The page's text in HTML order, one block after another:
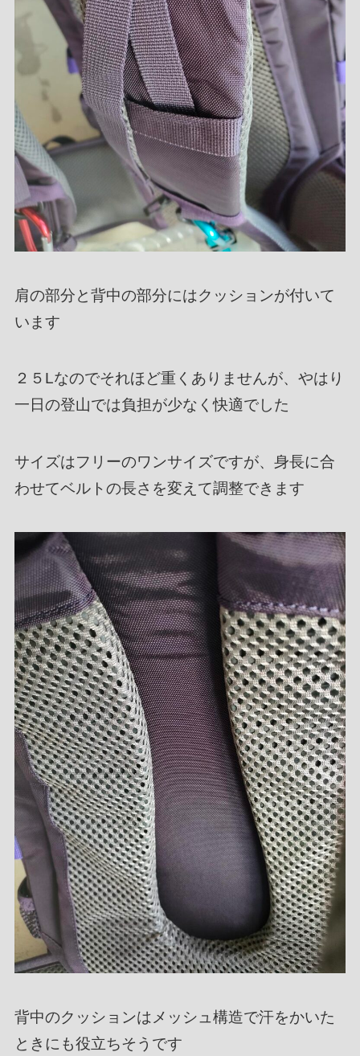
肩の部分と背中の部分にはクッションが付いて
います
２５Lなのでそれほど重くありませんが、やはり
一日の登山では負担が少なく快適でした
サイズはフリーのワンサイズですが、身長に合
わせてベルトの長さを変えて調整できます
背中のクッションはメッシュ構造で汗をかいた
ときにも役立ちそうです